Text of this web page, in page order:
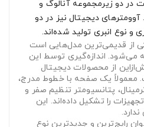
دو زیرمجموعه آنالوگ و
دیجیتال نیز در دو
و نوع انبری تولید شده‌اند.
از قدیمی‌ترین مدل‌هایی است
می‌شود. اندازه‌گیری توسط این
از محصولات دیجیتال
معمولاً یک صفحه با خطوط مدرج،
پتانسیومتر تنظیم صفر و
را تشکیل داده‌اند. این
رایج‌ترین و جدیدترین نوع